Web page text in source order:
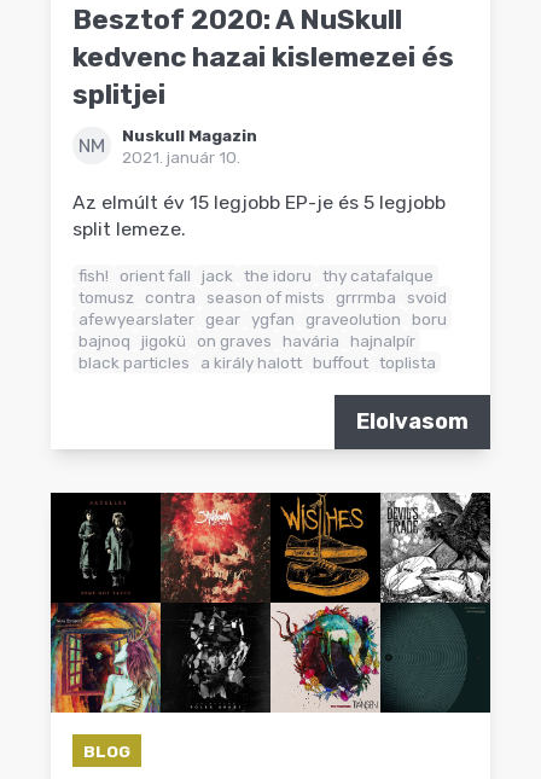
Besztof 2020: A NuSkull
kedvenc hazai kislemezei és
splitjei
NM
Nuskull Magazin
2021. január 10.
Az elmúlt év 15 legjobb EP-je és 5 legjobb
split lemeze.
fish! orient fall jack the idoru
thy catafalque
tomusz
contra season of mists grrrmba
svoid
afewyearslater
gear ygfan graveolution
boru
bajnoq
jigokü on graves havária
hajnalpír
black particles
a király halott buffout toplista
Elolvasom
BLOG